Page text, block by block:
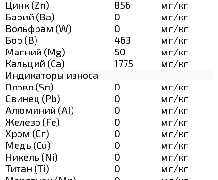
Цинк (Zn)
856
мг/кг
Барий (Ва)
0
мг/кг
Вольфрам (W)
0
мг/кг
Бор (В)
463
мг/кг
Магний (Mg)
50
мг/кг
Кальций (Са)
1775
мг/кг
Индикаторы износа
Олово (Sn)
0
мг/кг
Свинец (Pb)
0
мг/кг
Алюминий (AI)
0
мг/кг
Железо (Fe)
0
мг/кг
Хром (Сг)
0
мг/кг
Медь (Cu)
0
мг/кг
Никель (Ni)
0
мг/кг
Титан (Ti)
0
мг/кг